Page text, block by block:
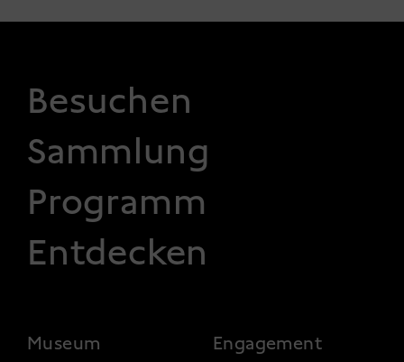
FOOTER 1
Besuchen
Sammlung
Programm
Entdecken
FOOTER 2
Museum
Engagement